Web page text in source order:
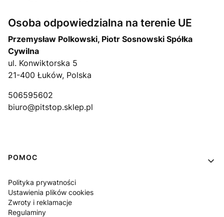
Osoba odpowiedzialna na terenie UE
Przemysław Polkowski, Piotr Sosnowski Spółka
Cywilna
ul. Konwiktorska 5
21-400 Łuków, Polska
506595602
biuro@pitstop.sklep.pl
Linki w stopce
POMOC
Polityka prywatności
Ustawienia plików cookies
Zwroty i reklamacje
Regulaminy